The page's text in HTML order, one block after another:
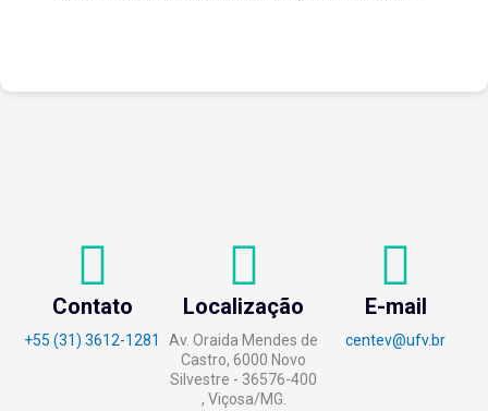
Contato
+55 (31) 3612-1281
Localização
Av. Oraida Mendes de
Castro, 6000 Novo
Silvestre - 36576-400
, Viçosa/MG.
E-mail
centev@ufv.br